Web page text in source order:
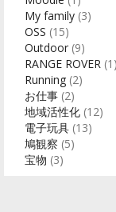
My family (3)
OSS (15)
Outdoor (9)
RANGE ROVER (1)
Running (2)
お仕事 (2)
地域活性化 (12)
電子玩具 (13)
鳩観察 (5)
宝物 (3)